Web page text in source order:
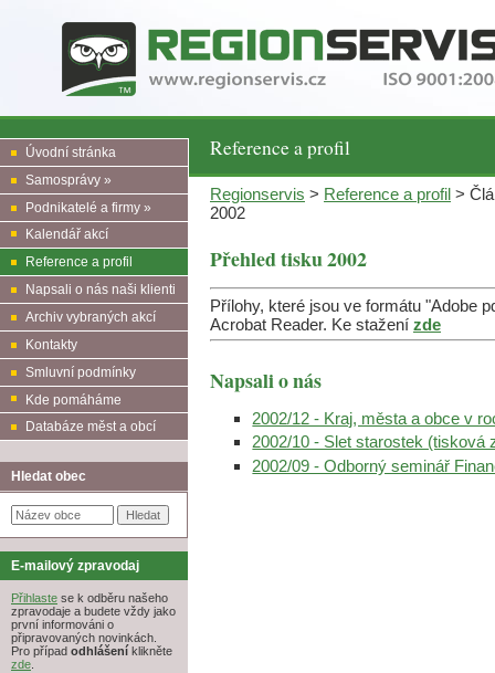
Reference a profil
Úvodní stránka
Samosprávy »
Podnikatelé a firmy »
Kalendář akcí
Reference a profil
Napsali o nás naši klienti
Archiv vybraných akcí
Kontakty
Smluvní podmínky
Kde pomáháme
Databáze měst a obcí
Hledat obec
E-mailový zpravodaj
Přihlaste se k odběru našeho
zpravodaje a budete vždy jako
první informováni o
připravovaných novinkách.
Pro případ odhlášení klikněte
zde.
Regionservis > Reference a profil >
2002
Přehled tisku 2002
Přílohy, které jsou ve formátu "Adobe
Acrobat Reader. Ke stažení zde
Napsali o nás
2002/12 - Kraj, města a obce v
2002/10 - Slet starostek (tisková
2002/09 - Odborný seminář